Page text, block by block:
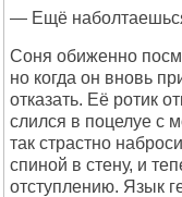
— Ещё наболтаешься
Соня обиженно
но когда он вновь
отказать. Её ротик
слился в поцелуе с
так страстно
спиной в стену, и
отступлению. Язык